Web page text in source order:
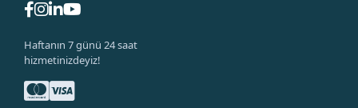
Haftanın 7 günü 24 saat
hizmetinizdeyiz!